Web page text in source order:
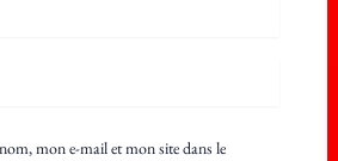
mon e-mail et mon site dans le